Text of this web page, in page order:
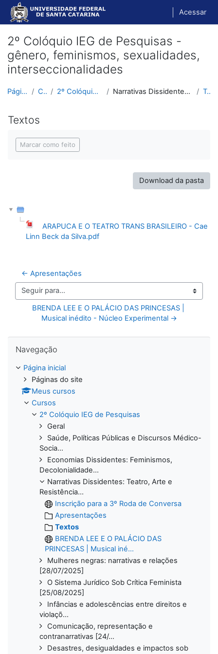
Ir para o conteúdo principal
Acessar
2º Colóquio IEG de Pesquisas -
gênero, feminismos, sexualidades,
interseccionalidades
Página inicial Cursos 2º Colóquio IEG de Pesquisas Narrativas Dissidentes: Teatro, Arte e Resistência... Textos
Textos
Marcar como feito
Download da pasta
ARAPUCA E O TEATRO TRANS BRASILEIRO - Cae
Linn Beck da Silva.pdf
← Apresentações
Seguir para...
BRENDA LEE E O PALÁCIO DAS PRINCESAS |
Musical inédito - Núcleo Experimental →
Navegação
Página inicial
Páginas do site
Meus cursos
Cursos
2º Colóquio IEG de Pesquisas
Geral
Saúde, Políticas Públicas e Discursos Médico-
Socia...
Economias Dissidentes: Feminismos,
Decolonialidade...
Narrativas Dissidentes: Teatro, Arte e
Resistência...
Inscrição para a 3º Roda de Conversa
Apresentações
Textos
BRENDA LEE E O PALÁCIO DAS
PRINCESAS | Musical iné...
Mulheres negras: narrativas e relações
[28/07/2025]
O Sistema Jurídico Sob Crítica Feminista
[25/08/2025]
Infâncias e adolescências entre direitos e
violaçõ...
Comunicação, representação e
contranarrativas [24/...
Desastres, desigualdades e impactos sob